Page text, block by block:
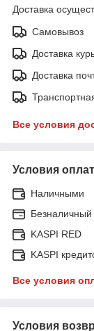
Доставка
Самовывоз
Доставка
Доставка
Все условия
Условия
Наличными
Безналичный
KASPI RED
KASPI
Все условия
Условия